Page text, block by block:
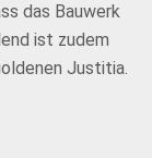
das Bauwerk
ist zudem
Justitia.